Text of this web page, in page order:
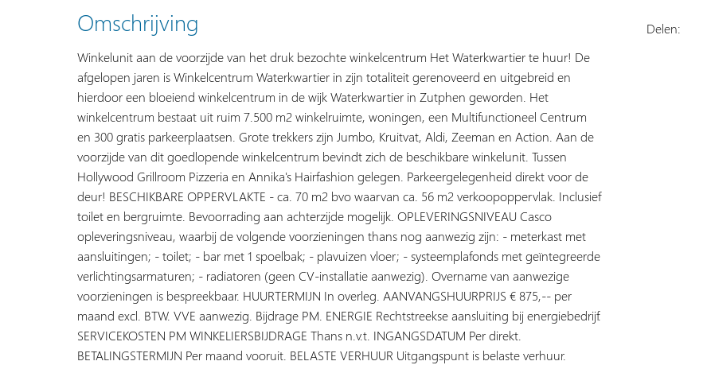
Omschrijving
Winkelunit aan de voorzijde van het druk bezochte winkelcentrum Het Waterkwartier te huur! De
afgelopen jaren is Winkelcentrum Waterkwartier in zijn totaliteit gerenoveerd en uitgebreid en
hierdoor een bloeiend winkelcentrum in de wijk Waterkwartier in Zutphen geworden. Het
winkelcentrum bestaat uit ruim 7.500 m2 winkelruimte, woningen, een Multifunctioneel Centrum
en 300 gratis parkeerplaatsen. Grote trekkers zijn Jumbo, Kruitvat, Aldi, Zeeman en Action. Aan de
voorzijde van dit goedlopende winkelcentrum bevindt zich de beschikbare winkelunit. Tussen
Hollywood Grillroom Pizzeria en Annika's Hairfashion gelegen. Parkeergelegenheid direkt voor de
deur! BESCHIKBARE OPPERVLAKTE - ca. 70 m2 bvo waarvan ca. 56 m2 verkoopoppervlak. Inclusief
toilet en bergruimte. Bevoorrading aan achterzijde mogelijk. OPLEVERINGSNIVEAU Casco
opleveringsniveau, waarbij de volgende voorzieningen thans nog aanwezig zijn: - meterkast met
aansluitingen; - toilet; - bar met 1 spoelbak; - plavuizen vloer; - systeemplafonds met geïntegreerde
verlichtingsarmaturen; - radiatoren (geen CV-installatie aanwezig). Overname van aanwezige
voorzieningen is bespreekbaar. HUURTERMIJN In overleg. AANVANGSHUURPRIJS € 875,-- per
maand excl. BTW. VVE aanwezig. Bijdrage PM. ENERGIE Rechtstreekse aansluiting bij energiebedrijf.
SERVICEKOSTEN PM WINKELIERSBIJDRAGE Thans n.v.t. INGANGSDATUM Per direkt.
BETALINGSTERMIJN Per maand vooruit. BELASTE VERHUUR Uitgangspunt is belaste verhuur.
Delen: